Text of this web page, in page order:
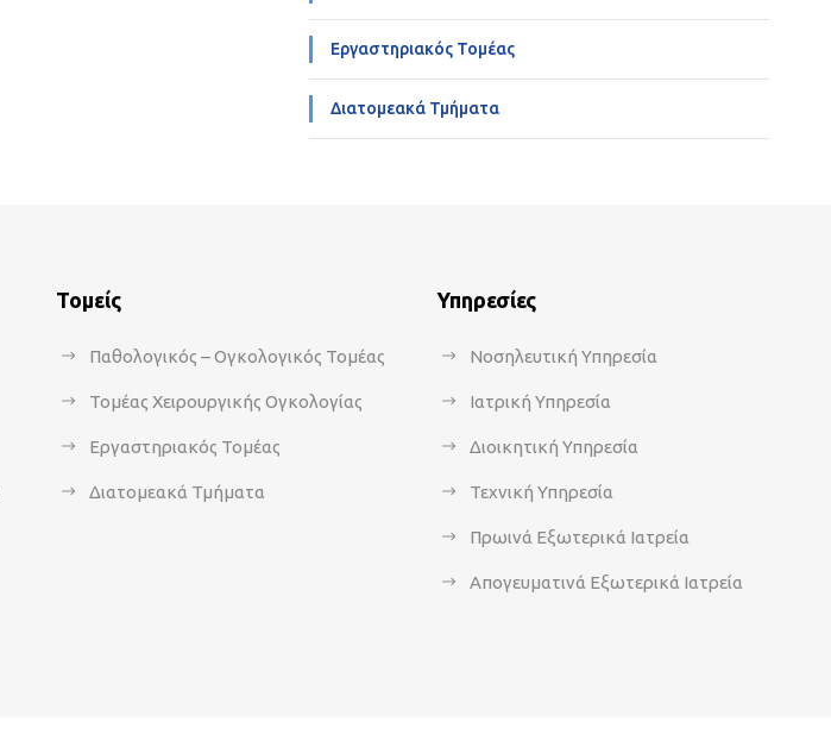
Εργαστηριακός Τομέας
Διατομεακά Τμήματα
Τομείς
Παθολογικός – Ογκολογικός Τομέας
Τομέας Χειρουργικής Ογκολογίας
Εργαστηριακός Τομέας
Διατομεακά Τμήματα
Υπηρεσίες
Νοσηλευτική Υπηρεσία
Ιατρική Υπηρεσία
Διοικητική Υπηρεσία
Τεχνική Υπηρεσία
Πρωινά Εξωτερικά Ιατρεία
Απογευματινά Εξωτερικά Ιατρεία